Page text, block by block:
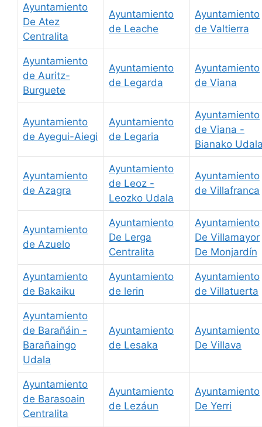
Ayuntamiento
De Atez
Centralita
Ayuntamiento
de Leache
Ayuntamiento
de Valtierra
Ayuntamiento
de Auritz-
Burguete
Ayuntamiento
de Legarda
Ayuntamiento
de Viana
Ayuntamiento
de Ayegui-Aiegi
Ayuntamiento
de Legaria
Ayuntamiento
de Viana -
Bianako
Ayuntamiento
de Azagra
Ayuntamiento
de Leoz -
Leozko Udala
Ayuntamiento
de Villafranca
Ayuntamiento
de Azuelo
Ayuntamiento
De Lerga
Centralita
Ayuntamiento
De Villamayor
De Monjardín
Ayuntamiento
de Bakaiku
Ayuntamiento
de lerin
Ayuntamiento
de Villatuerta
Ayuntamiento
de Barañáin -
Barañaingo
Udala
Ayuntamiento
de Lesaka
Ayuntamiento
De Villava
Ayuntamiento
de Barasoain
Centralita
Ayuntamiento
de Lezáun
Ayuntamiento
De Yerri